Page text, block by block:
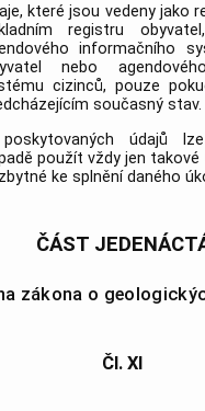
které jsou vedeny jako
registru
informačního
nebo
cizinců, pouze
současný stav.
údajů
použít vždy jen takové
ke splnění daného
ČÁST
zákona o
Čl. XI